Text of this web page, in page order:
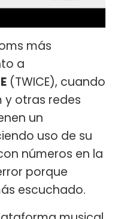
más
a
(TWICE), cuando
y otras redes
un
uso de su
números en la
porque
escuchado.